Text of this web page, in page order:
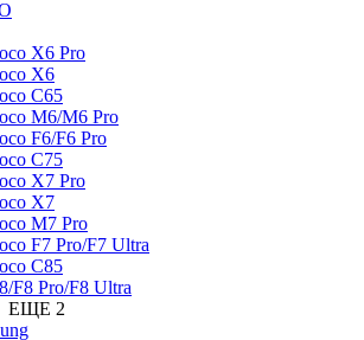
X6 Pro
X6
C65
M6/M6 Pro
F6/F6 Pro
C75
X7 Pro
X7
M7 Pro
F7 Pro/F7 Ultra
C85
F8 Pro/F8 Ultra
ЕЩЕ 2